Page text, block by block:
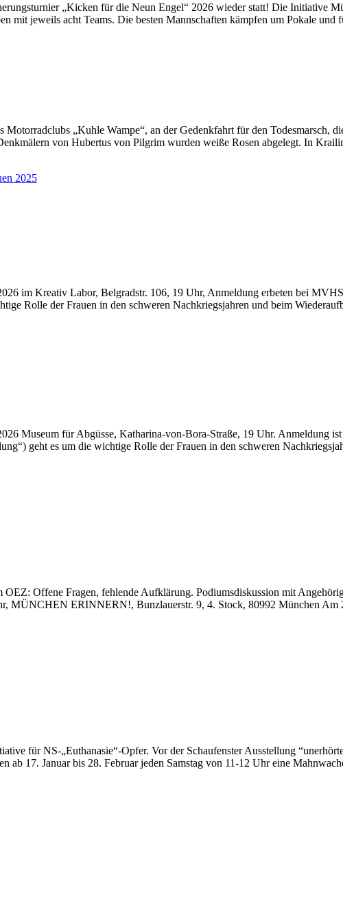
„Kicken für die Neun Engel“ 2026 wieder statt! Die Initiative
mit jeweils acht Teams. Die besten Mannschaften kämpfen um Pokale
Motorradclubs „Kuhle Wampe“, an der Gedenkfahrt für den Todesmarsch,
von Hubertus von Pilgrim wurden weiße Rosen abgelegt. In
im Kreativ Labor, Belgradstr. 106, 19 Uhr, Anmeldung erbeten bei
Rolle der Frauen in den schweren Nachkriegsjahren und beim
Museum für Abgüsse, Katharina-von-Bora-Straße, 19 Uhr. Anmeldung
geht es um die wichtige Rolle der Frauen in den schweren
OEZ: Offene Fragen, fehlende Aufklärung. Podiumsdiskussion mit
MÜNCHEN ERINNERN!, Bunzlauerstr. 9, 4. Stock, 80992 München Am
für NS-„Euthanasie“-Opfer. Vor der Schaufenster Ausstellung
17. Januar bis 28. Februar jeden Samstag von 11-12 Uhr eine